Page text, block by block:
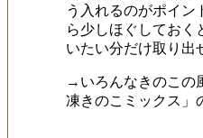
う入れるのがポイン
ら少しほぐしておく
いたい分だけ取り出
→いろんなきのこの
凍きのこミックス」